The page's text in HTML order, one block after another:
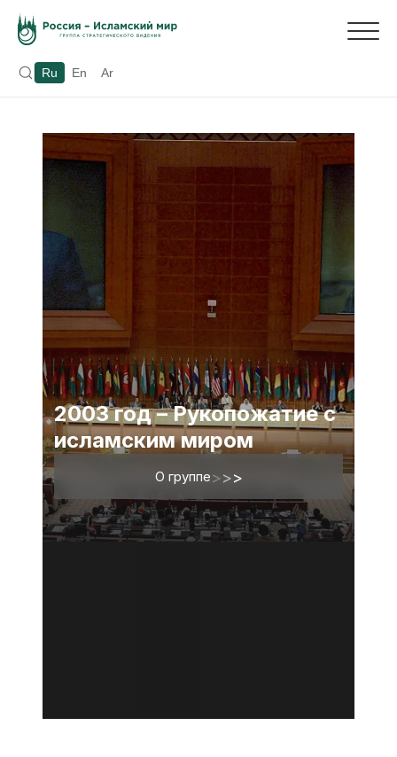
Ru En Ar
2003 год – Рукопожатие с
исламским миром
О группе>>>